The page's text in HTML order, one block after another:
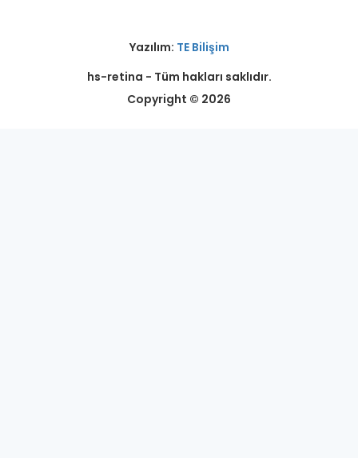
Yazılım: TE Bilişim
hs-retina - Tüm hakları saklıdır.
Copyright © 2026